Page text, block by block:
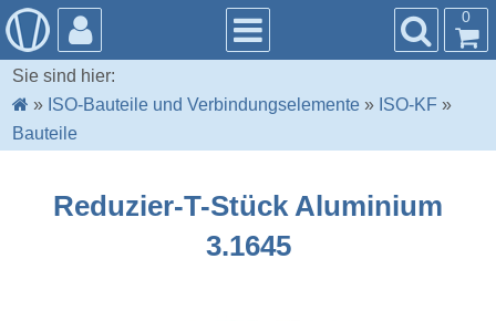
0
Sie sind hier:
» ISO-Bauteile und Verbindungselemente » ISO-KF »
Bauteile
Reduzier-T-Stück Aluminium
3.1645